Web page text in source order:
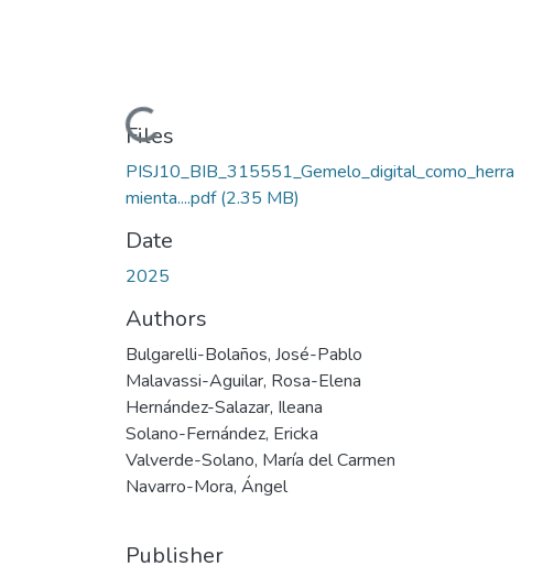
Loading...
Files
PISJ10_BIB_315551_Gemelo_digital_como_herra
mienta....pdf(2.35 MB)
Date
2025
Authors
Bulgarelli-Bolaños, José-Pablo
Malavassi-Aguilar, Rosa-Elena
Hernández-Salazar, Ileana
Solano-Fernández, Ericka
Valverde-Solano, María del Carmen
Navarro-Mora, Ángel
Publisher